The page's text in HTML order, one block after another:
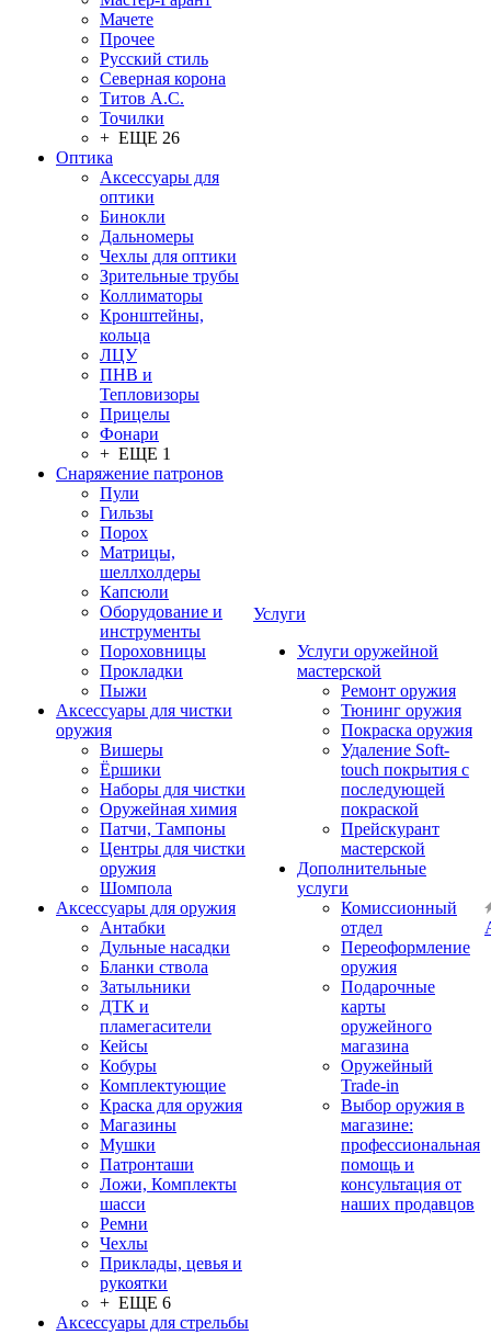
Мачете
Прочее
Русский стиль
Северная корона
Титов А.С.
Точилки
+ ЕЩЕ 26
Оптика
Аксессуары для
оптики
Бинокли
Дальномеры
Чехлы для оптики
Зрительные трубы
Коллиматоры
Кронштейны,
кольца
ЛЦУ
ПНВ и
Тепловизоры
Прицелы
Фонари
+ ЕЩЕ 1
Снаряжение патронов
Пули
Гильзы
Порох
Матрицы,
шеллхолдеры
Капсюли
Оборудование и
инструменты
Пороховницы
Прокладки
Пыжи
Аксессуары для чистки
оружия
Вишеры
Ёршики
Наборы для чистки
Оружейная химия
Патчи, Тампоны
Центры для чистки
оружия
Шомпола
Аксессуары для оружия
Антабки
Дульные насадки
Бланки ствола
Затыльники
ДТК и
пламегасители
Кейсы
Кобуры
Комплектующие
Краска для оружия
Магазины
Мушки
Патронташи
Ложи, Комплекты
шасси
Ремни
Чехлы
Приклады, цевья и
рукоятки
+ ЕЩЕ 6
Аксессуары для стрельбы
Услуги
Услуги оружейной
мастерской
Ремонт оружия
Тюнинг оружия
Покраска оружия
Удаление Soft-
touch покрытия с
последующей
покраской
Прейскурант
мастерской
Дополнительные
услуги
Комиссионный
отдел
Переоформление
оружия
Подарочные
карты
оружейного
магазина
Оружейный
Trade-in
Выбор оружия в
магазине:
профессиональная
помощь и
консультация от
наших продавцов